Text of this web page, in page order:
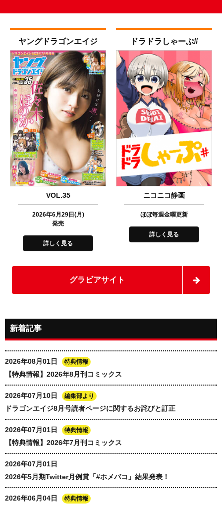
ヤングドラゴンエイジ
VOL.35
2026年6月29日(月)
発売
詳しく見る
ドラドラ しゃーぷ#
ニコニコ静画
ほぼ毎週金曜更新
詳しく見る
グラビアサイト
新着記事
2026年08月01日 特典情報
【特典情報】2026年8月刊コミックス
2026年07月10日 編集部より
ドラゴンエイジ8月号読者ページに関するお詫びと訂正
2026年07月01日 特典情報
【特典情報】2026年7月刊コミックス
2026年07月01日
2026年5月期Twitter月例賞「#ホメバコ」結果発表！
2026年06月04日 特典情報